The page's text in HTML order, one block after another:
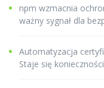
npm wzmacnia
ważny sygnał dla
Automatyzacja
Staje się